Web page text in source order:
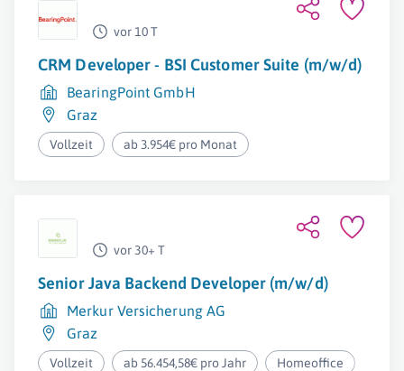
vor 10 T
CRM Developer - BSI Customer Suite (m/w/d)
BearingPoint GmbH
Graz
Vollzeit ab 3.954€ pro Monat
vor 30+ T
Senior Java Backend Developer (m/w/d)
Merkur Versicherung AG
Graz
Vollzeit ab 56.454,58€ pro Jahr Homeoffice